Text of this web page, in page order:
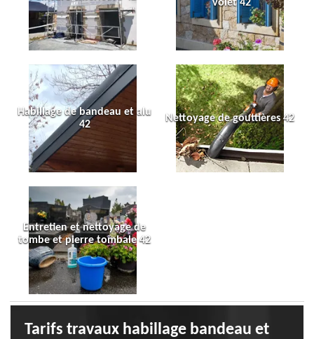
volet 42
Habillage de bandeau et alu
42
Nettoyage de gouttières 42
Entretien et nettoyage de
tombe et pierre tombale 42
Tarifs travaux habillage bandeau et